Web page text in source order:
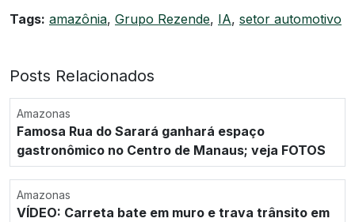
Tags: amazônia, Grupo Rezende, IA, setor automotivo
Posts Relacionados
Amazonas
Famosa Rua do Sarará ganhará espaço
gastronômico no Centro de Manaus; veja FOTOS
Amazonas
VÍDEO: Carreta bate em muro e trava trânsito em